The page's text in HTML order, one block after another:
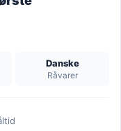
Danske
Råvarer